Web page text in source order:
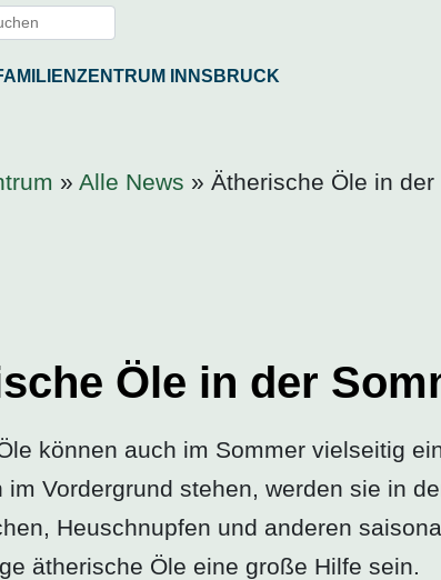
» Alle News » Ätherische Öle in
Öle in der
können auch im Sommer vielseitig
im Vordergrund stehen, werden sie in
Heuschnupfen und anderen
ätherische Öle eine große Hilfe sein.